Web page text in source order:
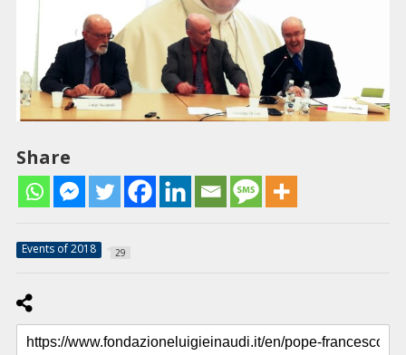
Share
Events of 2018 29